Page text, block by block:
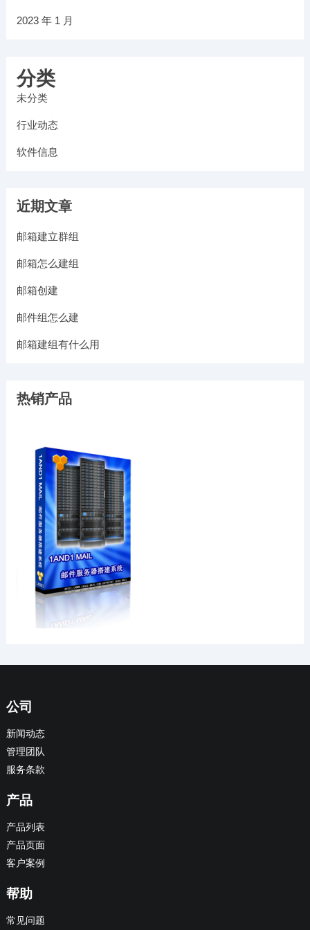
2023 年 1 月
分类
未分类
行业动态
软件信息
近期文章
邮箱建立群组
邮箱怎么建组
邮箱创建
邮件组怎么建
邮箱建组有什么用
热销产品
公司
新闻动态
管理团队
服务条款
产品
产品列表
产品页面
客户案例
帮助
常见问题